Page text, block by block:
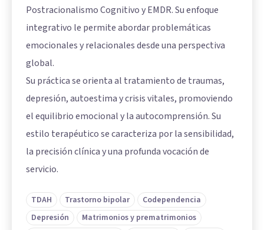
Postracionalismo Cognitivo y EMDR. Su enfoque
integrativo le permite abordar problemáticas
emocionales y relacionales desde una perspectiva
global.
Su práctica se orienta al tratamiento de traumas,
depresión, autoestima y crisis vitales, promoviendo
el equilibrio emocional y la autocomprensión. Su
estilo terapéutico se caracteriza por la sensibilidad,
la precisión clínica y una profunda vocación de
servicio.
TDAH Trastorno bipolar
Codependencia
Depresión
Matrimonios y prematrimonios